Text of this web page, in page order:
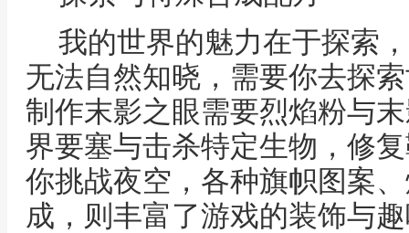
我的世界的魅力在于探索
无法自然知晓，需要你去探
制作末影之眼需要烈焰粉与
界要塞与击杀特定生物，修
你挑战夜空，各种旗帜图案
成，则丰富了游戏的装饰与